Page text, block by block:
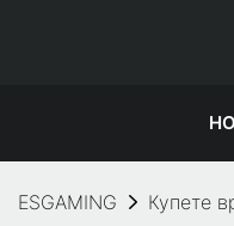
ESGAMING Купете